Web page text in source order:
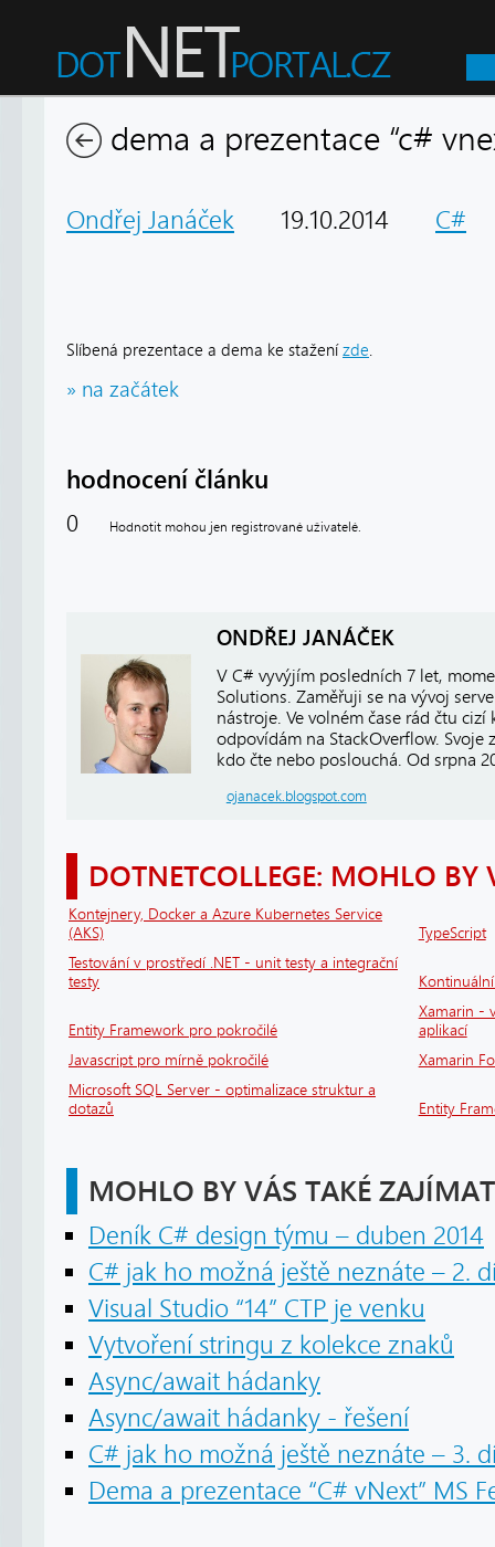
dema a prezentace “c#
Ondřej Janáček 19.10.2014 C#
Slíbená prezentace a dema ke staženízde.
» na začátek
hodnocení článku
0 Hodnotit mohou jen registrované uživatelé.
ONDŘEJ JANÁČEK
V C# vyvýjím posledních 7 let,
Solutions. Zaměřuji se na vývoj
nástroje. Ve volném čase rád čtu
odpovídám na StackOverflow.
kdo čte nebo poslouchá. Od srpna
ojanacek.blogspot.com
DOTNETCOLLEGE: MOHLO BY
Kontejnery, Docker a Azure Kubernetes Service
(AKS)
TypeScript
Testování v prostředí .NET - unit testy a integrační
testy
Entity Framework pro pokročilé
Xamarin -
aplikací
Javascript pro mírně pokročilé
Xamarin
Microsoft SQL Server - optimalizace struktur a
dotazů
Entity
MOHLO BY VÁS TAKÉ ZAJÍMAT
Deník C# design týmu – duben 2014
C# jak ho možná ještě neznáte – 2.
Visual Studio “14” CTP je venku
Vytvoření stringu z kolekce znaků
Async/await hádanky
Async/await hádanky - řešení
C# jak ho možná ještě neznáte – 3.
Dema a prezentace “C# vNext” MS